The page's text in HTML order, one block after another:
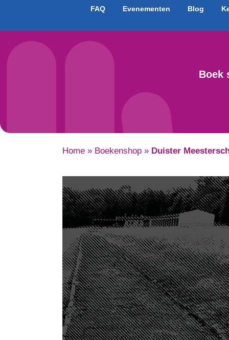
FAQ Evenementen Blog
Boek
Home » Boekenshop » Duister